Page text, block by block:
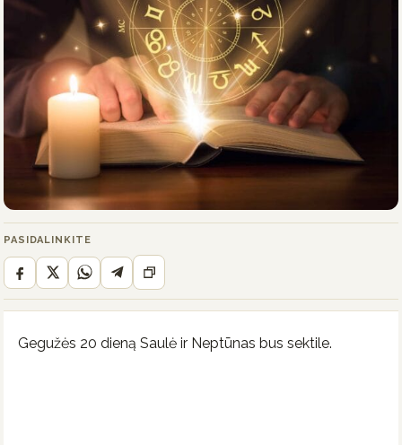
PASIDALINKITE
Gegužės 20 dieną Saulė ir Neptūnas bus sektile.